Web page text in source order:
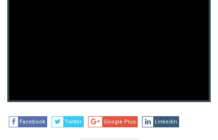
Facebook Twitter Google Plus Linkedin